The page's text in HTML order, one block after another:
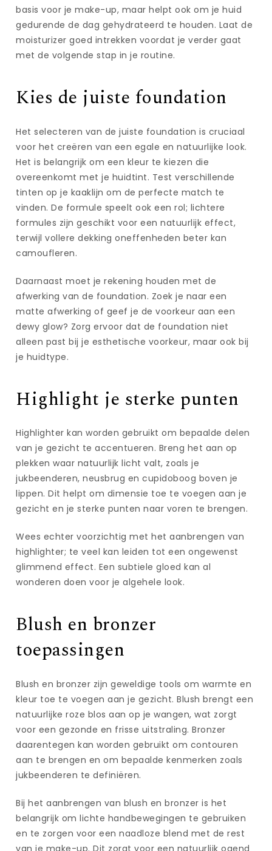
basis voor je make-up, maar helpt ook om je huid
gedurende de dag gehydrateerd te houden. Laat de
moisturizer goed intrekken voordat je verder gaat
met de volgende stap in je routine.
Kies de juiste foundation
Het selecteren van de juiste foundation is cruciaal
voor het creëren van een egale en natuurlijke look.
Het is belangrijk om een kleur te kiezen die
overeenkomt met je huidtint. Test verschillende
tinten op je kaaklijn om de perfecte match te
vinden. De formule speelt ook een rol; lichtere
formules zijn geschikt voor een natuurlijk effect,
terwijl vollere dekking oneffenheden beter kan
camoufleren.
Daarnaast moet je rekening houden met de
afwerking van de foundation. Zoek je naar een
matte afwerking of geef je de voorkeur aan een
dewy glow? Zorg ervoor dat de foundation niet
alleen past bij je esthetische voorkeur, maar ook bij
je huidtype.
Highlight je sterke punten
Highlighter kan worden gebruikt om bepaalde delen
van je gezicht te accentueren. Breng het aan op
plekken waar natuurlijk licht valt, zoals je
jukbeenderen, neusbrug en cupidoboog boven je
lippen. Dit helpt om dimensie toe te voegen aan je
gezicht en je sterke punten naar voren te brengen.
Wees echter voorzichtig met het aanbrengen van
highlighter; te veel kan leiden tot een ongewenst
glimmend effect. Een subtiele gloed kan al
wonderen doen voor je algehele look.
Blush en bronzer
toepassingen
Blush en bronzer zijn geweldige tools om warmte en
kleur toe te voegen aan je gezicht. Blush brengt een
natuurlijke roze blos aan op je wangen, wat zorgt
voor een gezonde en frisse uitstraling. Bronzer
daarentegen kan worden gebruikt om contouren
aan te brengen en om bepaalde kenmerken zoals
jukbeenderen te definiëren.
Bij het aanbrengen van blush en bronzer is het
belangrijk om lichte handbewegingen te gebruiken
en te zorgen voor een naadloze blend met de rest
van je make-up. Dit zorgt voor een natuurlijk ogend